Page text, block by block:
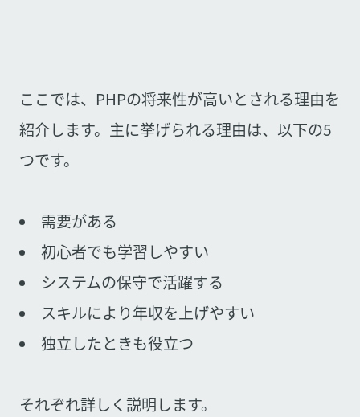
ここでは、PHPの将来性が高いとされる理由を
紹介します。主に挙げられる理由は、以下の5
つです。
需要がある
初心者でも学習しやすい
システムの保守で活躍する
スキルにより年収を上げやすい
独立したときも役立つ
それぞれ詳しく説明します。